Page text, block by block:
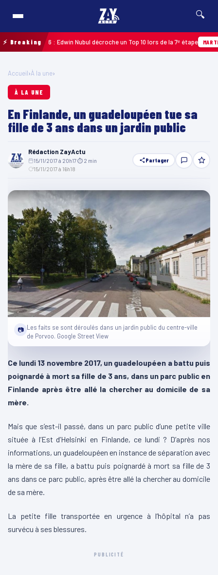
🔍
⚡ Breaking2026 : Edwin Nubul décroche un Top 10 lors de la 7ᵉ étape
Accueil›À la une›
À LA UNE
En Finlande, un guadeloupéen tue sa
fille de 3 ans dans un jardin public
Rédaction ZayActu
15/11/2017 à 20h17⏱ 2 min
15/11/2017 à 16h18
Partager
📷 Les faits se sont déroulés dans un jardin public du centre-ville
de Porvoo. Google Street View
Ce lundi 13 novembre 2017, un guadeloupéen a battu puis
poignardé à mort sa fille de 3 ans, dans un parc public en
Finlande après être allé la chercher au domicile de sa
mère.
Mais que s’est-il passé, dans un parc public d’une petite ville
située à l’Est d’Helsinki en Finlande, ce lundi ? D’après nos
informations, un guadeloupéen en instance de séparation avec
la mère de sa fille, a battu puis poignardé à mort sa fille de 3
ans dans ce parc public, après être allé la chercher au domicile
de sa mère.
La petite fille transportée en urgence à l’hôpital n’a pas
survécu à ses blessures.
PUBLICITÉ